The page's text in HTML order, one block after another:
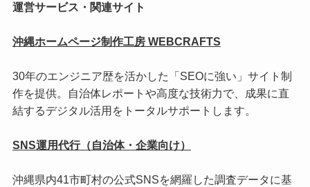
運営サービス・関連サイト
沖縄ホームページ制作工房 WEBCRAFTS
30年のエンジニア歴を活かした「SEOに強い」サイト制
作を提供。自治体レポートや高度な技術力で、成果に直
結するデジタル活用をトータルサポートします。
SNS運用代行（自治体・企業向け）
沖縄県内41市町村の公式SNSを網羅した調査データに基